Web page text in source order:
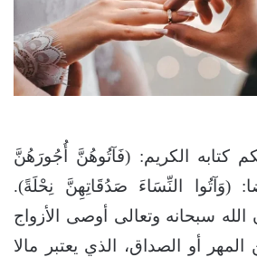
كتابه الكريم: (فَآتُوهُنَّ أُجُورَهُنَّ
(وَآتُوا النِّسَاءَ صَدُقَاتِهِنَّ نِحْلَةً).
سبحانه وتعالى أوصى الأزواج
أو الصداق، الذي يعتبر مالا